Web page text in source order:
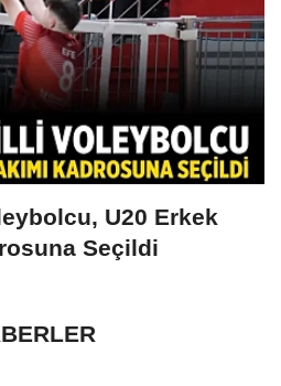
U20 Erkek
Seçildi